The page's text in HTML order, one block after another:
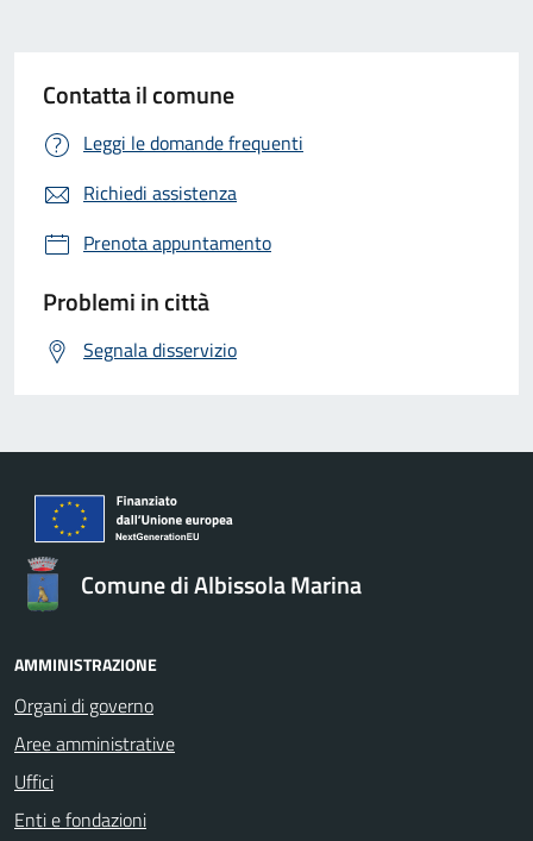
Contatta il comune
Leggi le domande frequenti
Richiedi assistenza
Prenota appuntamento
Problemi in città
Segnala disservizio
Comune di Albissola Marina
AMMINISTRAZIONE
Organi di governo
Aree amministrative
Uffici
Enti e fondazioni